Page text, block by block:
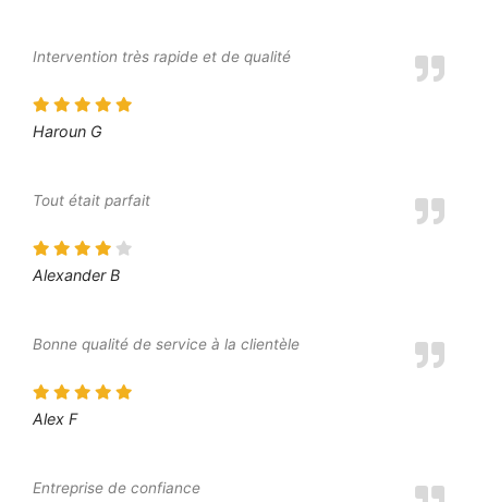
Intervention très rapide et de qualité
Haroun G
Tout était parfait
Alexander B
Bonne qualité de service à la clientèle
Alex F
Entreprise de confiance